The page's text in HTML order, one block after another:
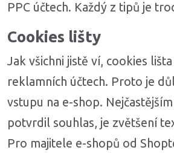
PPC účtech. Každý z tipů je
Cookies lišty
Jak všichni jistě ví, cookies
reklamních účtech. Proto je
vstupu na e-shop.
potvrdil souhlas, je zvětšení
Pro majitele e-shopů od